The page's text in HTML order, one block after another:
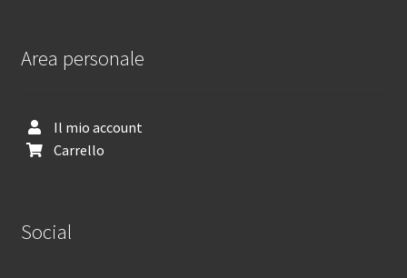
Area personale
Il mio account
Carrello
Social